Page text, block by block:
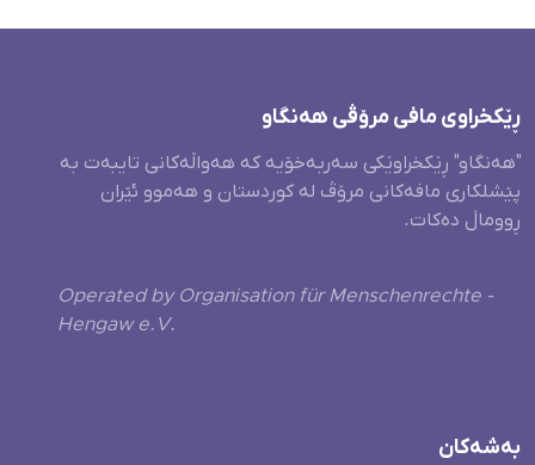
ڕێکخراوی مافی مرۆڤی هەنگاو
"هەنگاو" ڕێکخراوێکی سەربەخۆیە کە هەواڵەکانی تایبەت بە
پێشلکاری مافەکانی مرۆڤ لە کوردستان و هەموو ئێران
ڕووماڵ دەکات.
Operated by Organisation für Menschenrechte -
Hengaw e.V.
بەشەکان